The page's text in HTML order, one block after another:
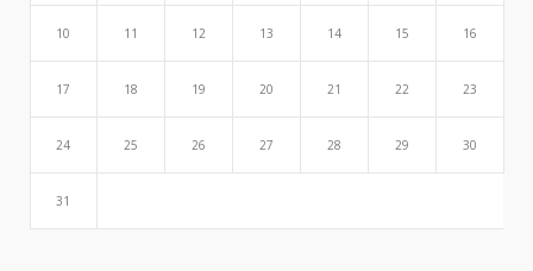
10 11 12 13 14 15 16
17 18 19 20 21 22 23
24 25 26 27 28 29 30
31